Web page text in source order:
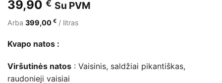
39,90 € Su PVM
Arba 399,00 € / litras
Kvapo natos :
Viršutinės natos : Vaisinis, saldžiai pikantiškas,
raudonieji vaisiai